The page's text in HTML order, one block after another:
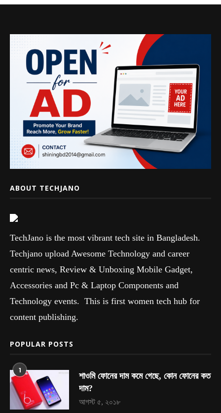
ABOUT TECHJANO
TechJano is the most vibrant tech site in Bangladesh.
Techjano upload Awesome Technology and career
centric news, Review & Unboxing Mobile Gadget,
Accessories and Pc & Laptop Components and
Technology events. This is first women tech hub for
content publishing.
POPULAR POSTS
1
শাওমি ফোনের দাম কমে গেছে, কোন ফোনের কত
দাম?
আগস্ট ৫, ২০১৮